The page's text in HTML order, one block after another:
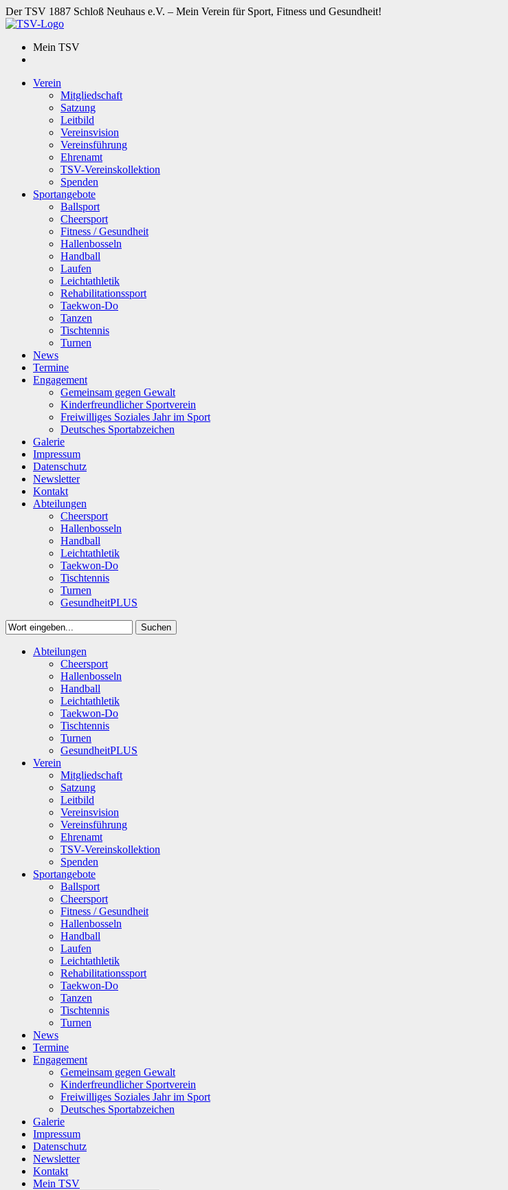
Der TSV 1887 Schloß Neuhaus e.V. – Mein Verein für Sport, Fitness und Gesundheit!
Mein TSV
Verein
Mitgliedschaft
Satzung
Leitbild
Vereinsvision
Vereinsführung
Ehrenamt
TSV-Vereinskollektion
Spenden
Sportangebote
Ballsport
Cheersport
Fitness / Gesundheit
Hallenbosseln
Handball
Laufen
Leichtathletik
Rehabilitationssport
Taekwon-Do
Tanzen
Tischtennis
Turnen
News
Termine
Engagement
Gemeinsam gegen Gewalt
Kinderfreundlicher Sportverein
Freiwilliges Soziales Jahr im Sport
Deutsches Sportabzeichen
Galerie
Impressum
Datenschutz
Newsletter
Kontakt
Abteilungen
Cheersport
Hallenbosseln
Handball
Leichtathletik
Taekwon-Do
Tischtennis
Turnen
GesundheitPLUS
Suchen
SuchenAbteilungen
Cheersport
Hallenbosseln
Handball
Leichtathletik
Taekwon-Do
Tischtennis
Turnen
GesundheitPLUS
Verein
Mitgliedschaft
Satzung
Leitbild
Vereinsvision
Vereinsführung
Ehrenamt
TSV-Vereinskollektion
Spenden
Sportangebote
Ballsport
Cheersport
Fitness / Gesundheit
Hallenbosseln
Handball
Laufen
Leichtathletik
Rehabilitationssport
Taekwon-Do
Tanzen
Tischtennis
Turnen
News
Termine
Engagement
Gemeinsam gegen Gewalt
Kinderfreundlicher Sportverein
Freiwilliges Soziales Jahr im Sport
Deutsches Sportabzeichen
Galerie
Impressum
Datenschutz
Newsletter
Kontakt
Mein TSV